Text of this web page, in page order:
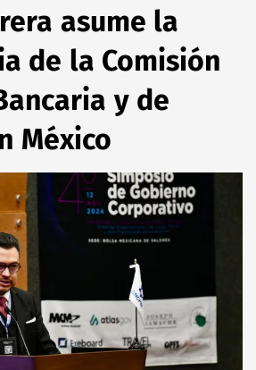
asume la
de la Comisión
y de
México